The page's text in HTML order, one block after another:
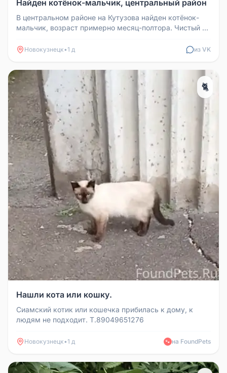
Найден котёнок-мальчик, центральный район
В центральном районе на Кутузова найден котёнок-
мальчик, возраст примерно месяц-полтора. Чистый и
Новокузнецк•1 д из VK
🐈
Нашли кота или кошку.
Сиамский котик или кошечка прибилась к дому, к
людям не подходит. Т.89049651276
Новокузнецк•1 д 🐾 на FoundPets